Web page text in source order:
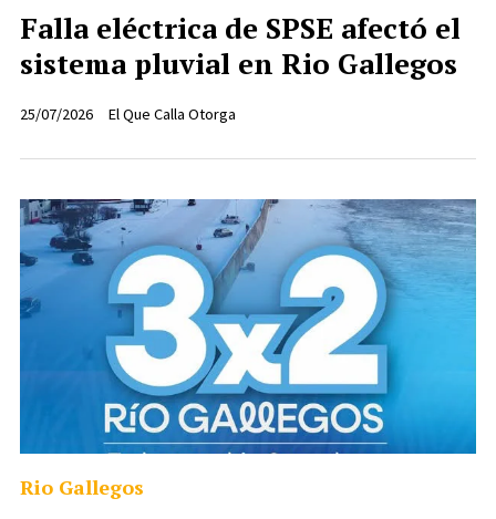
Falla eléctrica de SPSE afectó el
sistema pluvial en Rio Gallegos
El Que Calla Otorga
25/07/2026
Rio Gallegos